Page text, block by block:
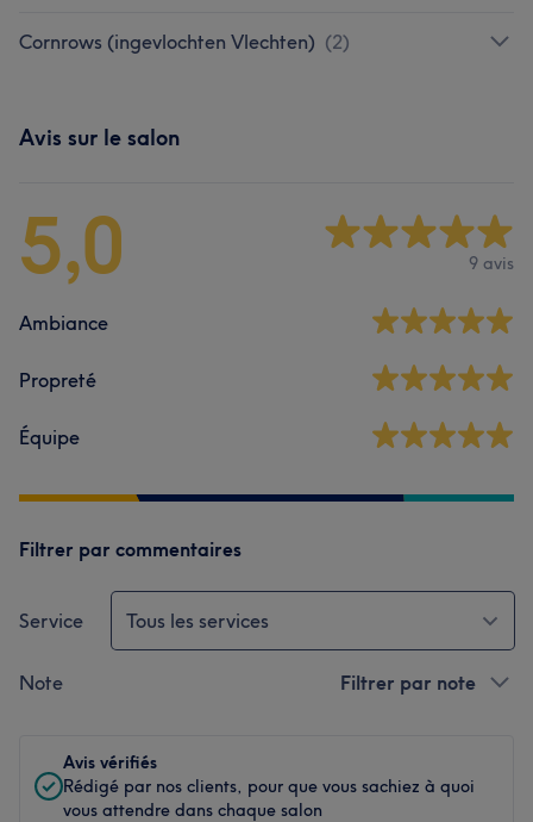
Cornrows (ingevlochten Vlechten) (2)
Avis sur le salon
5,0 9 avis
Ambiance
Propreté
Équipe
Filtrer par commentaires
Service Tous les services
Note Filtrer par note
Avis vérifiés
Rédigé par nos clients, pour que vous sachiez à quoi
vous attendre dans chaque salon